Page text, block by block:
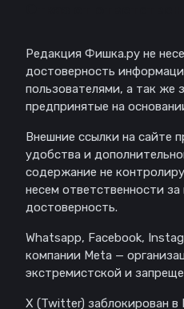
Редакция Фишка.ру не
достоверность
пользователями, а так же
предпринятые на
Внешние ссылки на сайте
удобства и
содержание не
несем ответственности
достоверность.
Whatsapp, Facebook,
компании Meta —
экстремистской и
X (Twitter) заблокирован